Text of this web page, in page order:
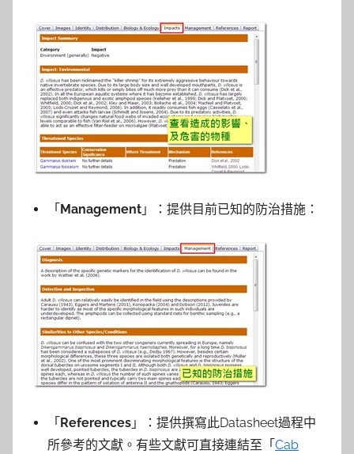
「Management 」：提供目前已知的防治措施：
「References 」：提供撰寫此Datasheet過程中
所參考的文獻。有些文獻可直接連結至「Cab